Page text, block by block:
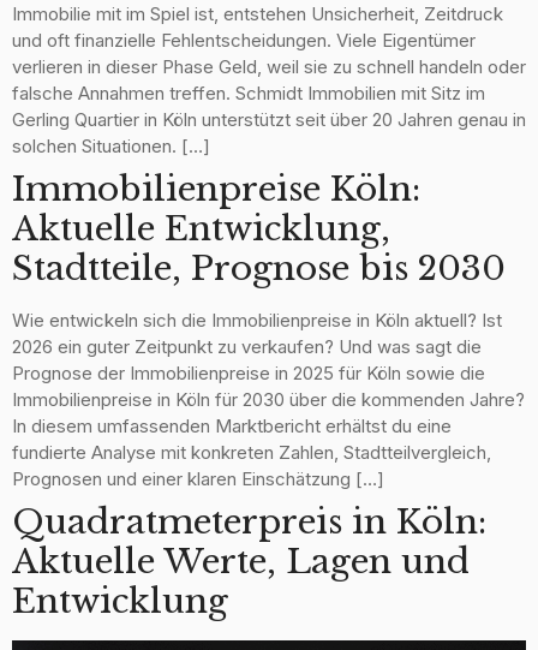
Immobilie mit im Spiel ist, entstehen Unsicherheit, Zeitdruck
und oft finanzielle Fehlentscheidungen. Viele Eigentümer
verlieren in dieser Phase Geld, weil sie zu schnell handeln oder
falsche Annahmen treffen. Schmidt Immobilien mit Sitz im
Gerling Quartier in Köln unterstützt seit über 20 Jahren genau in
solchen Situationen. […]
Immobilienpreise Köln:
Aktuelle Entwicklung,
Stadtteile, Prognose bis 2030
Wie entwickeln sich die Immobilienpreise in Köln aktuell? Ist
2026 ein guter Zeitpunkt zu verkaufen? Und was sagt die
Prognose der Immobilienpreise in 2025 für Köln sowie die
Immobilienpreise in Köln für 2030 über die kommenden Jahre?
In diesem umfassenden Marktbericht erhältst du eine
fundierte Analyse mit konkreten Zahlen, Stadtteilvergleich,
Prognosen und einer klaren Einschätzung […]
Quadratmeterpreis in Köln:
Aktuelle Werte, Lagen und
Entwicklung